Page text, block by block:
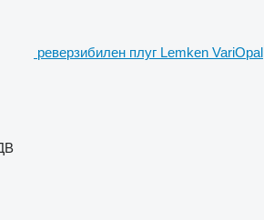
реверзибилен плуг Lemken VariOpal